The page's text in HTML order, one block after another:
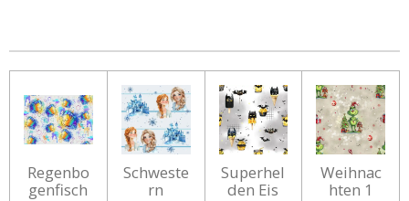
n
n
n
n
Regenbo
genfisch
Schweste
rn
Superhel
den Eis
Weihnac
hten 1